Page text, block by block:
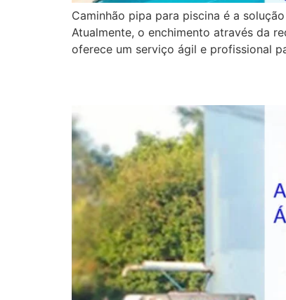
Caminhão pipa para piscina é a
Atualmente, o enchimento através da
oferece um serviço ágil e profissional